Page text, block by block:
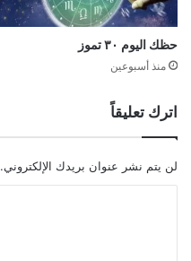
حظك اليوم ٣٠ تموز
منذ أسبوعين
اترك تعليقاً
لن يتم نشر عنوان بريدك الإلكتروني.